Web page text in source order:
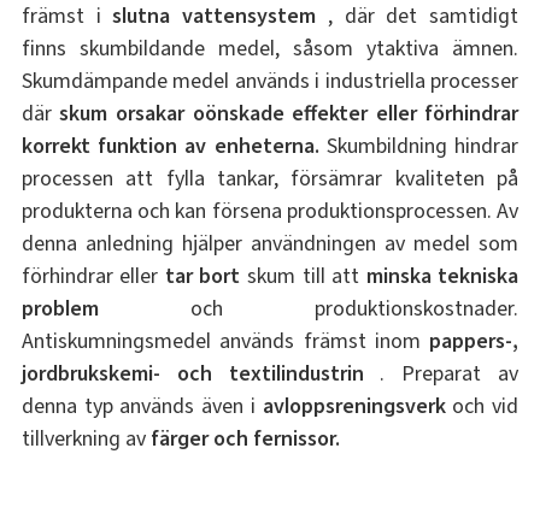
främst islutna vattensystem , där det samtidigt
finns skumbildande medel, såsom ytaktiva ämnen.
Skumdämpande medel används i industriella processer
därskum orsakar oönskade effekter eller förhindrar
korrekt funktion av enheterna. Skumbildning hindrar
processen att fylla tankar, försämrar kvaliteten på
produkterna och kan försena produktionsprocessen. Av
denna anledning hjälper användningen av medel som
förhindrar eller tar bort skum till att minska tekniska
problemoch produktionskostnader.
Antiskumningsmedel används främst inom pappers-,
jordbrukskemi- och textilindustrin . Preparat av
denna typ används även i avloppsreningsverkoch vid
tillverkning av färger och fernissor.